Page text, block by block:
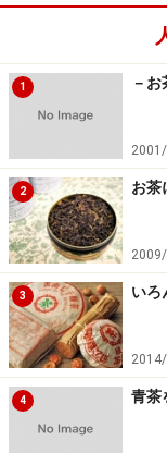
費税込み）です。
1 －
2 お茶
3 いろ
4 青茶